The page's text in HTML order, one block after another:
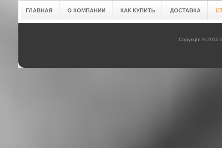
ГЛАВНАЯ О КОМПАНИИ КАК КУПИТЬ ДОСТАВКА
Copyright © 2011-